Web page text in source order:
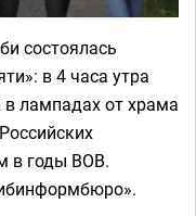
состоялась
в 4 часа утра
в лампадах от храма
в годы ВОВ.